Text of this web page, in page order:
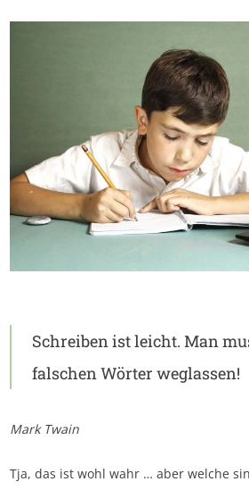
Schreiben ist leicht. Man
falschen Wörter weglassen!
Mark Twain
Tja, das ist wohl wahr … aber welche